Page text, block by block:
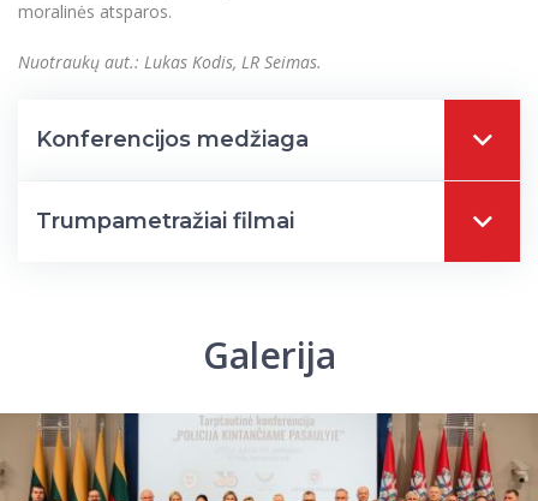
moralinės atsparos.
Nuotraukų aut.: Lukas Kodis, LR Seimas.
Konferencijos medžiaga
Trumpametražiai filmai
Galerija